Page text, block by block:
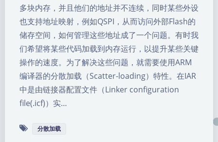
多块内存，并且他们的地址并不连续，同时某些外设
也支持地址映射，例如QSPI，从而访问外部Flash的
储存空间，如何管理这些地址成了一个问题。有时我
们希望将某些代码加载到内存运行，以提升某些关键
操作的速度。为了解决这些问题，就需要使用ARM
编译器的分散加载（Scatter-loading）特性。在IAR
中是由链接器配置文件（Linker configuration
file(.icf)）实…
分散加载